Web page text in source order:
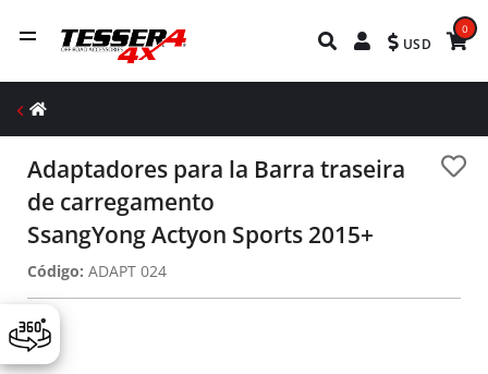
USD
0
Adaptadores para la Barra traseira
de carregamento
SsangYong Actyon Sports 2015+
Código: ADAPT 024